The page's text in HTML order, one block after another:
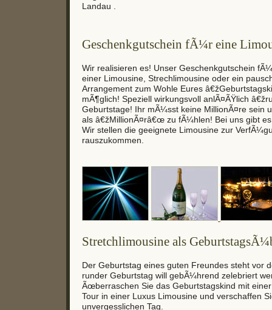
Landau .
Geschenkgutschein fÃ¼r eine
Wir realisieren es! Unser Geschenkgutschein
einer Limousine, Strechlimousine oder ein
Arrangement zum Wohle Eures
mÃ¶glich! Speziell wirkungsvoll anlÃ¤ÃŸlich
Geburtstage! Ihr mÃ¼sst keine MillionÃ¤re sein
als â€žMillionÃ¤râ€œ zu fÃ¼hlen! Bei uns gibt
Wir stellen die geeignete Limousine zur
rauszukommen.
Stretchlimousine als
Der Geburtstag eines guten Freundes steht vor
runder Geburtstag will gebÃ¼hrend zelebriert
Ãœberraschen Sie das Geburtstagskind mit
Tour in einer Luxus Limousine und verschaffen
unvergesslichen Tag.